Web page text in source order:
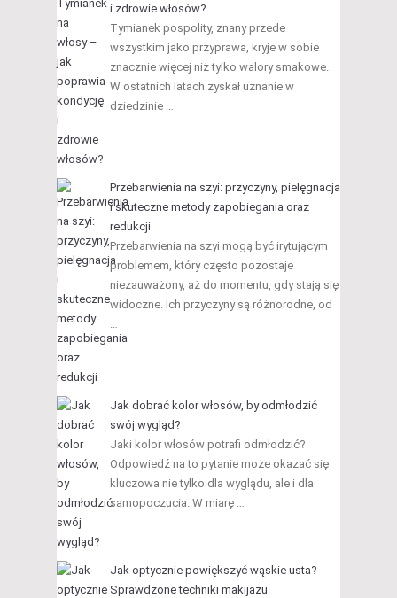
i zdrowie włosów?
Tymianek pospolity, znany przede
wszystkim jako przyprawa, kryje w sobie
znacznie więcej niż tylko walory smakowe.
W ostatnich latach zyskał uznanie w
dziedzinie …
Przebarwienia na szyi: przyczyny, pielęgnacja
i skuteczne metody zapobiegania oraz
redukcji
Przebarwienia na szyi mogą być irytującym
problemem, który często pozostaje
niezauważony, aż do momentu, gdy stają się
widoczne. Ich przyczyny są różnorodne, od
…
Jak dobrać kolor włosów, by odmłodzić
swój wygląd?
Jaki kolor włosów potrafi odmłodzić?
Odpowiedź na to pytanie może okazać się
kluczowa nie tylko dla wyglądu, ale i dla
samopoczucia. W miarę …
Jak optycznie powiększyć wąskie usta?
Sprawdzone techniki makijażu